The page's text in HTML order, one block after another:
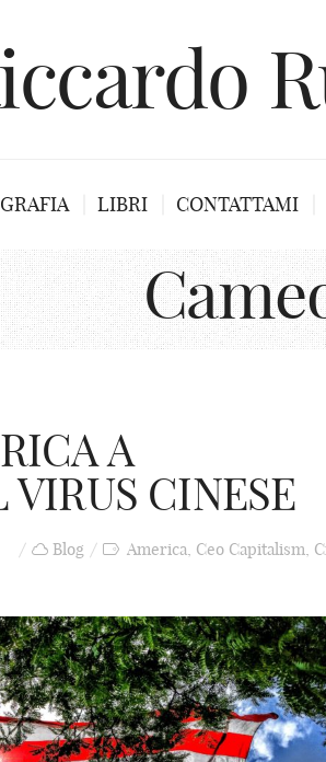
LIBRI CONTATTAMI
A
CINESE
Blog America, Ceo Capitalism,